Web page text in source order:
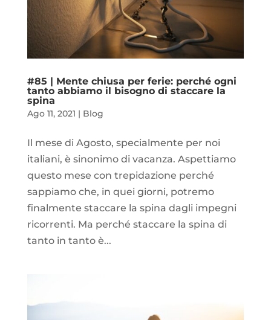
#85 | Mente chiusa per ferie: perché ogni
tanto abbiamo il bisogno di staccare la
spina
Ago 11, 2021 | Blog
Il mese di Agosto, specialmente per noi
italiani, è sinonimo di vacanza. Aspettiamo
questo mese con trepidazione perché
sappiamo che, in quei giorni, potremo
finalmente staccare la spina dagli impegni
ricorrenti. Ma perché staccare la spina di
tanto in tanto è...